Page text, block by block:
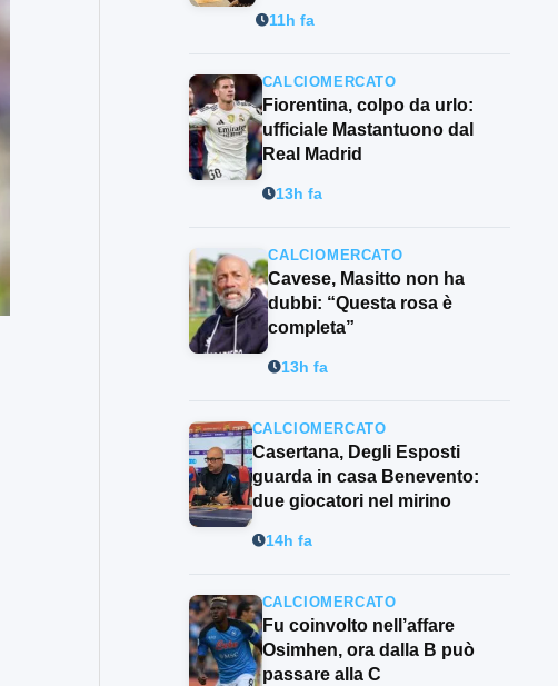
11h fa
CALCIOMERCATO
Fiorentina, colpo da urlo:
ufficiale Mastantuono dal
Real Madrid
13h fa
CALCIOMERCATO
Cavese, Masitto non ha
dubbi: “Questa rosa è
completa”
13h fa
CALCIOMERCATO
Casertana, Degli Esposti
guarda in casa Benevento:
due giocatori nel mirino
14h fa
CALCIOMERCATO
Fu coinvolto nell’affare
Osimhen, ora dalla B può
passare alla C